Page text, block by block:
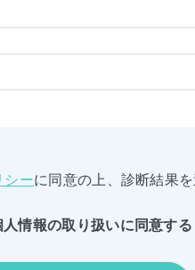
シーに同意の上、診断結果を
人情報の取り扱いに同意する